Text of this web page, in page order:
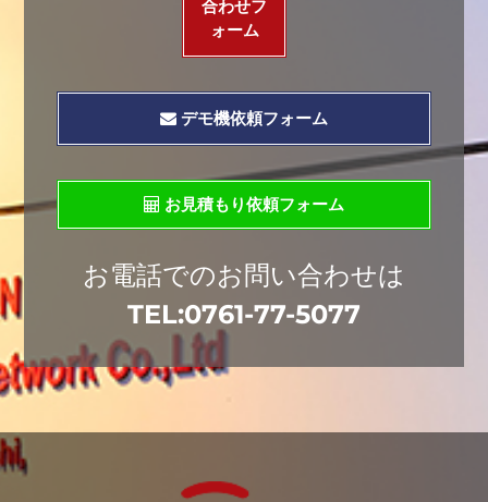
合わせフ
ォーム
デモ機依頼フォーム
お見積もり依頼フォーム
お電話でのお問い合わせは
TEL:0761-77-5077